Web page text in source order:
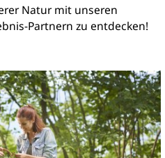
Natur mit unseren
Partnern zu entdecken!